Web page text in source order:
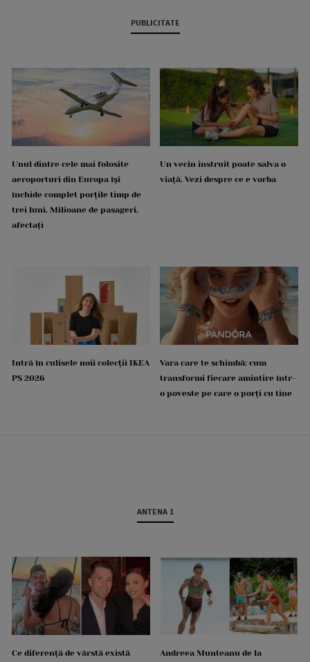
PUBLICITATE
Unul dintre cele mai folosite
aeroporturi din Europa își
închide complet porțile timp de
trei luni. Milioane de pasageri,
afectați
Un vecin instruit poate salva o
viață. Vezi despre ce e vorba
Intră în culisele noii colecții IKEA
PS 2026
Vara care te schimbă: cum
transformi fiecare amintire într-
o poveste pe care o porți cu tine
ANTENA 1
Ce diferență de vârstă există
Andreea Munteanu de la